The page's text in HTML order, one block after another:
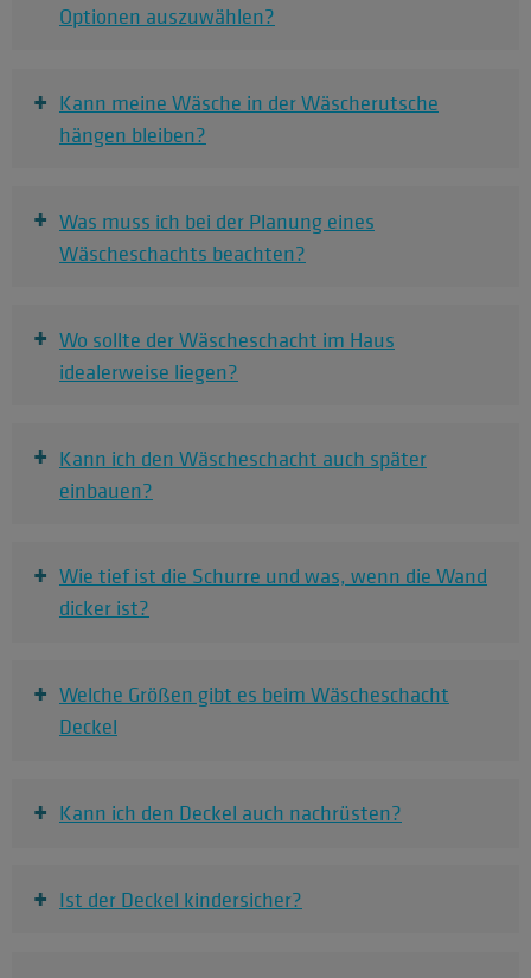
Optionen auszuwählen?
+ Kann meine Wäsche in der Wäscherutsche
hängen bleiben?
+ Was muss ich bei der Planung eines
Wäscheschachts beachten?
+ Wo sollte der Wäscheschacht im Haus
idealerweise liegen?
+ Kann ich den Wäscheschacht auch später
einbauen?
+ Wie tief ist die Schurre und was, wenn die Wand
dicker ist?
+ Welche Größen gibt es beim Wäscheschacht
Deckel
+ Kann ich den Deckel auch nachrüsten?
+ Ist der Deckel kindersicher?